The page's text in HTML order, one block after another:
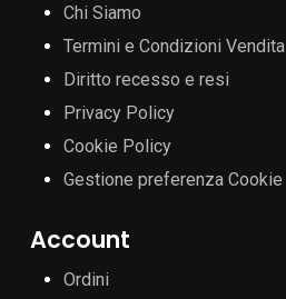
Chi Siamo
Termini e Condizioni Vendita
Diritto recesso e resi
Privacy Policy
Cookie Policy
Gestione preferenza Cookie
Account
Ordini